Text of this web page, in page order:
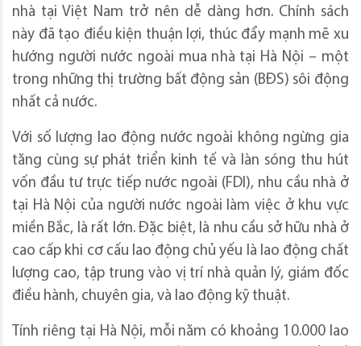
nhà tại Việt Nam trở nên dễ dàng hơn. Chính sách
này đã tạo điều kiện thuận lợi, thúc đẩy mạnh mẽ xu
hướng người nước ngoài mua nhà tại Hà Nội – một
trong những thị trường bất động sản (BĐS) sôi động
nhất cả nước.
Với số lượng lao động nước ngoài không ngừng gia
tăng cùng sự phát triển kinh tế và làn sóng thu hút
vốn đầu tư trực tiếp nước ngoài (FDI), nhu cầu nhà ở
tại Hà Nội của người nước ngoài làm việc ở khu vực
miền Bắc, là rất lớn. Đặc biệt, là nhu cầu sở hữu nhà ở
cao cấp khi cơ cấu lao động chủ yếu là lao động chất
lượng cao, tập trung vào vị trí nhà quản lý, giám đốc
điều hành, chuyên gia, và lao động kỹ thuật.
Tính riêng tại Hà Nội, mỗi năm có khoảng 10.000 lao